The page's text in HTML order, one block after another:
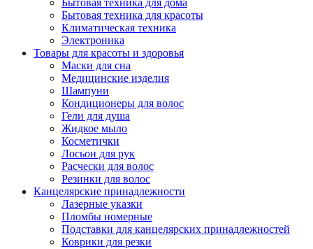
Бытовая техника для дома
Бытовая техника для красоты
Климатическая техника
Электроника
Товары для красоты и здоровья
Маски для сна
Медицинские изделия
Шампуни
Кондиционеры для волос
Гели для душа
Жидкое мыло
Косметички
Лосьон для рук
Расчески для волос
Резинки для волос
Канцелярские принадлежности
Лазерные указки
Пломбы номерные
Подставки для канцелярских принадлежностей
Коврики для резки